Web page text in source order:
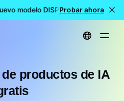
modelo DISPONIBLE:
Probar ahora
de productos de IA gratis
productos de IA